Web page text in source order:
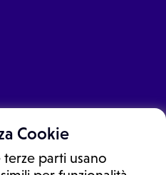
Cookie
parti usano